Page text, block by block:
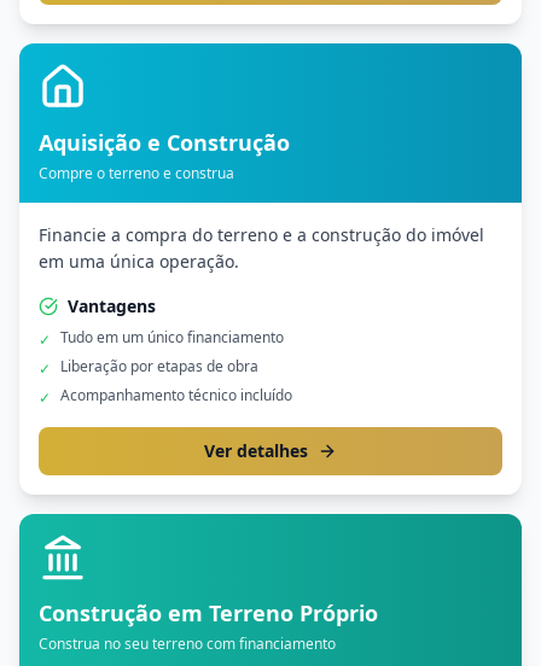
Aquisição e Construção
Compre o terreno e construa
Financie a compra do terreno e a construção do imóvel
em uma única operação.
Vantagens
✓ Tudo em um único financiamento
✓
Liberação por etapas de obra
✓ Acompanhamento técnico incluído
Ver detalhes
Construção em Terreno Próprio
Construa no seu terreno com financiamento